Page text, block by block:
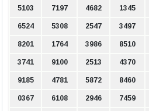
5103 7197 4682 1345
6524 5308 2547 3497
8201 1764 3986 8510
3741 9100 2513 4370
9185 4781 5872 8460
0367 6108 2946 7459